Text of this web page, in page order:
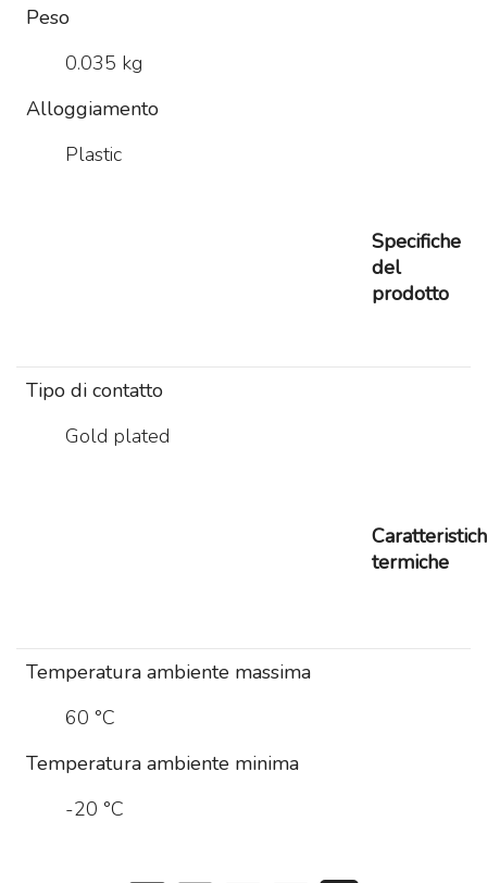
Peso
0.035 kg
Alloggiamento
Plastic
Specifiche
del
prodotto
Tipo di contatto
Gold plated
termiche
Temperatura ambiente massima
60 °C
Temperatura ambiente minima
-20 °C